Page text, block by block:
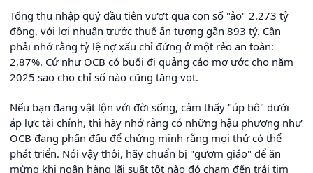
Tổng thu nhập quý đầu tiên vượt qua con số "ảo" 2.273 tỷ
đồng, với lợi nhuận trước thuế ấn tượng gần 893 tỷ. Cần
phải nhớ rằng tỷ lệ nợ xấu chỉ đứng ở một rẻo an toàn:
2,87%. Cứ như OCB có buổi đi quảng cáo mơ ước cho năm
2025 sao cho chỉ số nào cũng tăng vọt.
Nếu bạn đang vật lộn với đời sống, cảm thấy "úp bô" dưới
áp lực tài chính, thì hãy nhớ rằng có những hậu phương như
OCB đang phấn đấu để chứng minh rằng mọi thứ có thể
phát triển. Nói vậy thôi, hãy chuẩn bị "gươm giáo" để ăn
mừng khi ngân hàng lãi suất tốt nào đó chạm đến trái tim